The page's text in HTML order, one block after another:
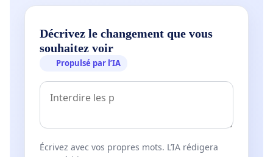
Décrivez le changement que vous
souhaitez voir
Propulsé par l’IA
Écrivez avec vos propres mots. L’IA rédigera